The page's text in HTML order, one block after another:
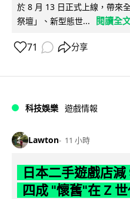
於 8 月 13 日正式上線，帶來
祭壇」、新型態世...
閱讀全
71 分享
科技娛樂 遊戲情報
Lawton 11 小時
日本二手遊戲店
四成 "懷舊"在 Z